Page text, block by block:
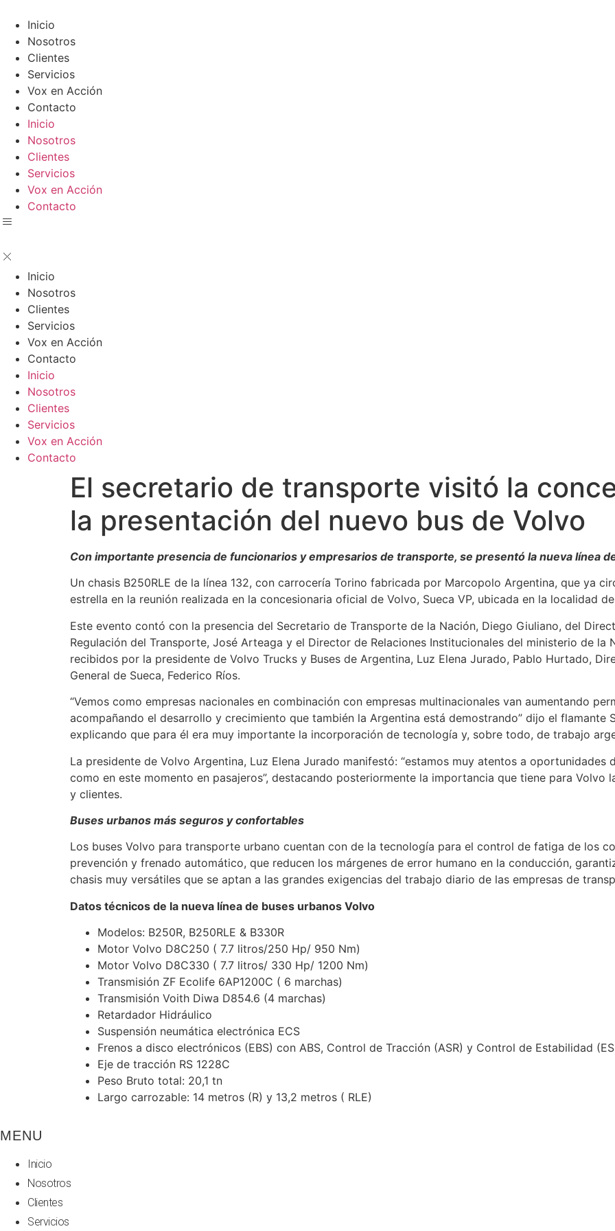
contenido
Inicio
Nosotros
Clientes
Servicios
Vox en Acción
Contacto
Inicio
Nosotros
Clientes
Servicios
Vox en Acción
Contacto
Inicio
Nosotros
Clientes
Servicios
Vox en Acción
Contacto
Inicio
Nosotros
Clientes
Servicios
Vox en Acción
Contacto
El secretario de transporte visitó la
la presentación del nuevo bus de Volvo
Con importante presencia de funcionarios y empresarios de transporte, se presentó la nueva línea
Un chasis B250RLE de la línea 132, con carrocería Torino fabricada por Marcopolo Argentina, que ya
estrella en la reunión realizada en la concesionaria oficial de Volvo, Sueca VP, ubicada en la localidad
Este evento contó con la presencia del Secretario de Transporte de la Nación, Diego Giuliano, del
Regulación del Transporte, José Arteaga y el Director de Relaciones Institucionales del ministerio de la
recibidos por la presidente de Volvo Trucks y Buses de Argentina, Luz Elena Jurado, Pablo Hurtado,
General de Sueca, Federico Ríos.
“Vemos como empresas nacionales en combinación con empresas multinacionales van aumentando
acompañando el desarrollo y crecimiento que también la Argentina está demostrando” dijo el flamante
explicando que para él era muy importante la incorporación de tecnología y, sobre todo, de trabajo
La presidente de Volvo Argentina, Luz Elena Jurado manifestó: “estamos muy atentos a
como en este momento en pasajeros”, destacando posteriormente la importancia que tiene para Volvo
y clientes.
Buses urbanos más seguros y confortables
Los buses Volvo para transporte urbano cuentan con de la tecnología para el control de fatiga de los
prevención y frenado automático, que reducen los márgenes de error humano en la conducción,
chasis muy versátiles que se aptan a las grandes exigencias del trabajo diario de las empresas de
Datos técnicos de la nueva línea de buses urbanos Volvo
Modelos: B250R, B250RLE & B330R
Motor Volvo D8C250 ( 7.7 litros/250 Hp/ 950 Nm)
Motor Volvo D8C330 ( 7.7 litros/ 330 Hp/ 1200 Nm)
Transmisión ZF Ecolife 6AP1200C ( 6 marchas)
Transmisión Voith Diwa D854.6 (4 marchas)
Retardador Hidráulico
Suspensión neumática electrónica ECS
Frenos a disco electrónicos (EBS) con ABS, Control de Tracción (ASR) y Control de Estabilidad
Eje de tracción RS 1228C
Peso Bruto total: 20,1 tn
Largo carrozable: 14 metros (R) y 13,2 metros ( RLE)
MENU
Inicio
Nosotros
Clientes
Servicios